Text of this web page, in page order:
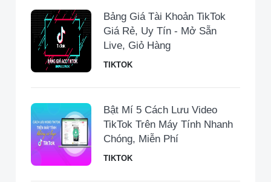
Bảng Giá Tài Khoản TikTok
Giá Rẻ, Uy Tín - Mở Sẵn
Live, Giỏ Hàng
TIKTOK
Bật Mí 5 Cách Lưu Video
TikTok Trên Máy Tính Nhanh
Chóng, Miễn Phí
TIKTOK